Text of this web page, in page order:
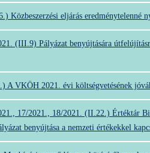
Közbeszerzési eljárás eredménytelenné
(III.9) Pályázat benyújtására
A VKÖH 2021. évi költségvetésének
17/2021., 18/2021. (II.22.) Értéktár
benyújtása a nemzeti értékekkel